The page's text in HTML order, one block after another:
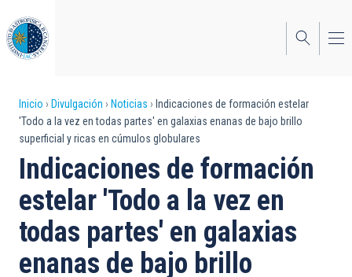
al
contenido
principal
Sobrescribir
enlaces
de
ayuda
a
la
Inicio Divulgación Noticias
Indicaciones de formación estelar
'Todo a la vez en todas partes' en galaxias enanas de bajo brillo
superficial y ricas en cúmulos globulares
Indicaciones de formación
estelar 'Todo a la vez en
todas partes' en galaxias
enanas de bajo brillo